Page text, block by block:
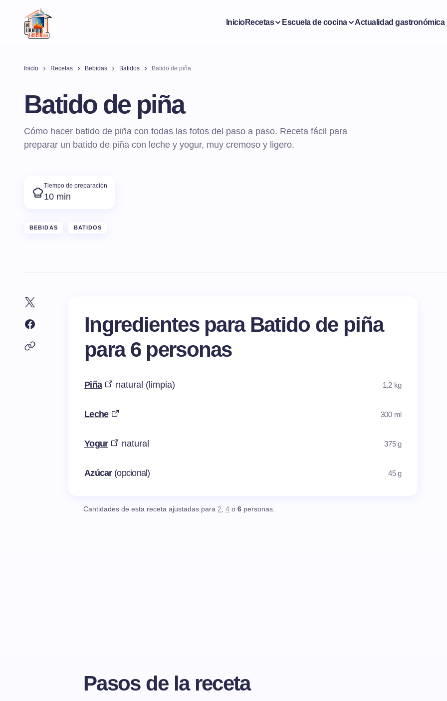
InicioRecetas Escuela de cocina Actualidad gastronómica
Inicio Recetas Bebidas Batidos Batido de piña
Batido de piña
Cómo hacer batido de piña con todas las fotos del paso a paso. Receta fácil para
preparar un batido de piña con leche y yogur, muy cremoso y ligero.
Tiempo de preparación
10 min
BEBIDAS BATIDOS
Ingredientes para Batido de piña
para 6 personas
Piña natural (limpia) 1,2 kg
Leche 300 ml
Yogur natural 375 g
Azúcar (opcional) 45 g
Cantidades de esta receta ajustadas para 2, 4 o 6 personas.
Pasos de la receta